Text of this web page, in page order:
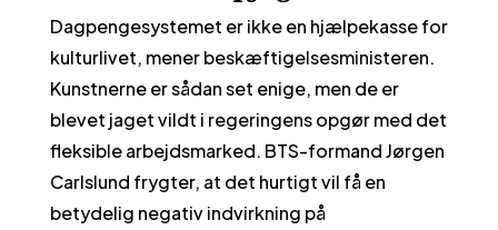
Dagpengesystemet er ikke en hjælpekasse for
kulturlivet, mener beskæftigelsesministeren.
Kunstnerne er sådan set enige, men de er
blevet jaget vildt i regeringens opgør med det
fleksible arbejdsmarked. BTS-formand Jørgen
Carlslund frygter, at det hurtigt vil få en
betydelig negativ indvirkning på